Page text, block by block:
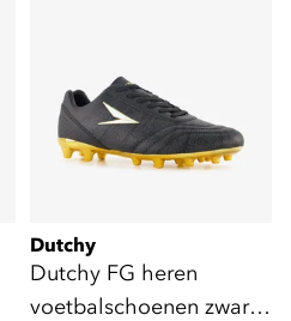
Dutchy
Dutchy FG heren
voetbalschoenen zwart